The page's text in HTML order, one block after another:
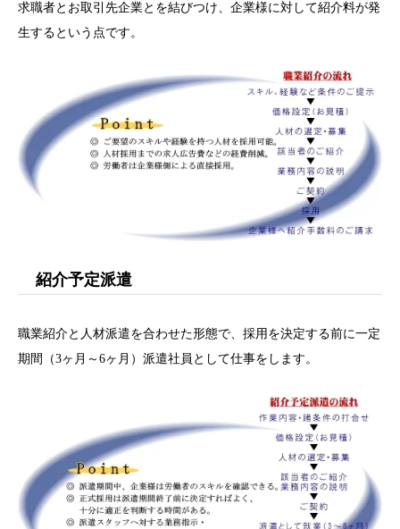
求職者とお取引先企業とを結びつけ、企業様に対して紹介料が発
生するという点です。
紹介予定派遣
職業紹介と人材派遣を合わせた形態で、採用を決定する前に一定
期間（3ヶ月～6ヶ月）派遣社員として仕事をします。